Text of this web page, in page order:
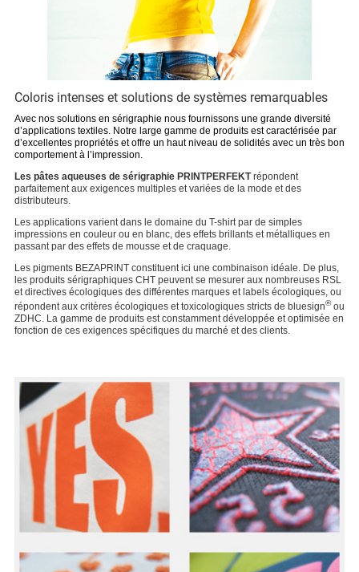
Coloris intenses et solutions de systèmes remarquables
Avec nos solutions en sérigraphie nous fournissons une grande diversité
d’applications textiles. Notre large gamme de produits est caractérisée par
d’excellentes propriétés et offre un haut niveau de solidités avec un très bon
comportement à l’impression.
Les pâtes aqueuses de sérigraphie PRINTPERFEKTrépondent
parfaitement aux exigences multiples et variées de la mode et des
distributeurs.
Les applications varient dans le domaine du T-shirt par de simples
impressions en couleur ou en blanc, des effets brillants et métalliques en
passant par des effets de mousse et de craquage.
Les pigments BEZAPRINT constituent ici une combinaison idéale. De plus,
les produits sérigraphiques CHT peuvent se mesurer aux nombreuses RSL
et directives écologiques des différentes marques et labels écologiques, ou
répondent aux critères écologiques et toxicologiques stricts de bluesign®ou
ZDHC. La gamme de produits est constamment développée et optimisée en
fonction de ces exigences spécifiques du marché et des clients.